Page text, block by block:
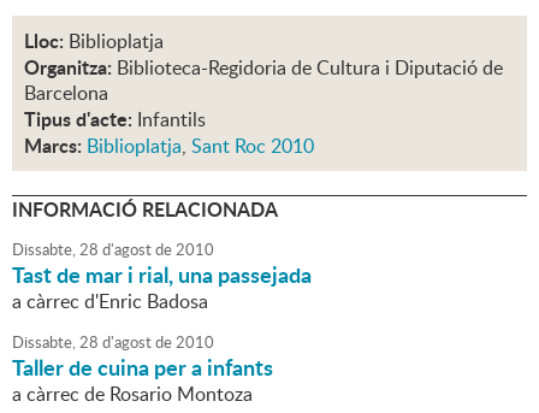
Lloc: Biblioplatja
Organitza: Biblioteca-Regidoria de Cultura i Diputació de
Barcelona
Tipus d'acte: Infantils
Marcs: Biblioplatja, Sant Roc 2010
INFORMACIÓ RELACIONADA
Dissabte,28 d'agostde2010
Tast de mar i rial, una passejada
a càrrec d'Enric Badosa
Dissabte,28 d'agostde2010
Taller de cuina per a infants
a càrrec de Rosario Montoza